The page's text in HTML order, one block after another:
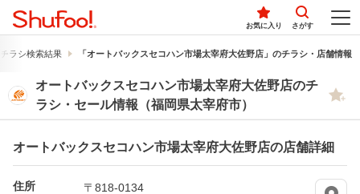
お気に入り さがす
ラシ検索結果 「オートバックスセコハン市場太宰府大佐野店」のチラシ・店舗情報
オートバックスセコハン市場太宰府大佐野店のチ
ラシ・セール情報（福岡県太宰府市）
オートバックスセコハン市場太宰府大佐野店の店舗詳細
住所
〒818-0134